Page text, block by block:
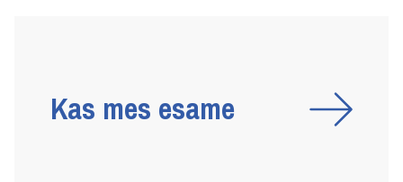
Kas mes esame